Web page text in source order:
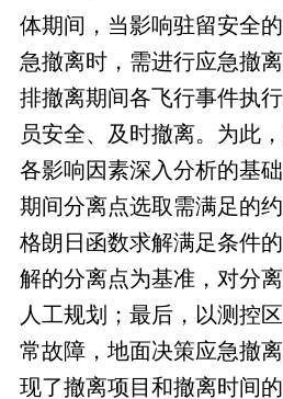
体期间，当影响驻留安全
急撤离时，需进行应急撤
排撤离期间各飞行事件执
员安全、及时撤离。为此
各影响因素深入分析的基
期间分离点选取需满足的
格朗日函数求解满足条件
解的分离点为基准，对分
人工规划；最后，以测控
常故障，地面决策应急撤
现了撤离项目和撤离时间